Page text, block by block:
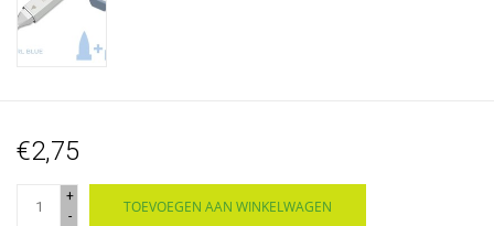
€2,75
+
-
TOEVOEGEN AAN WINKELWAGEN